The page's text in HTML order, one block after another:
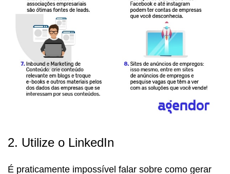
2. Utilize o LinkedIn
É praticamente impossível falar sobre como gerar